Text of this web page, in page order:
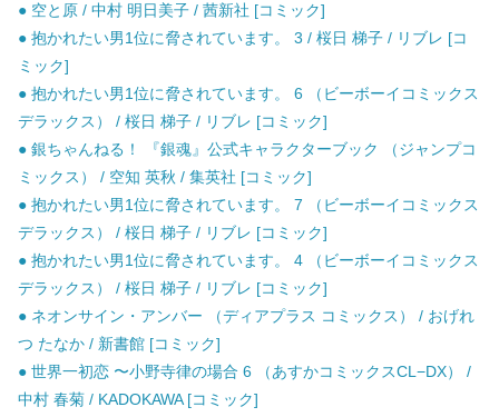
● 空と原 / 中村 明日美子 / 茜新社 [コミック]
● 抱かれたい男1位に脅されています。 3 / 桜日 梯子 / リブレ [コ
ミック]
● 抱かれたい男1位に脅されています。 6 （ビーボーイコミックス
デラックス） / 桜日 梯子 / リブレ [コミック]
● 銀ちゃんねる！ 『銀魂』公式キャラクターブック （ジャンプコ
ミックス） / 空知 英秋 / 集英社 [コミック]
● 抱かれたい男1位に脅されています。 7 （ビーボーイコミックス
デラックス） / 桜日 梯子 / リブレ [コミック]
● 抱かれたい男1位に脅されています。 4 （ビーボーイコミックス
デラックス） / 桜日 梯子 / リブレ [コミック]
● ネオンサイン・アンバー （ディアプラス コミックス） / おげれ
つ たなか / 新書館 [コミック]
● 世界一初恋 〜小野寺律の場合 6 （あすかコミックスCL−DX） /
中村 春菊 / KADOKAWA [コミック]